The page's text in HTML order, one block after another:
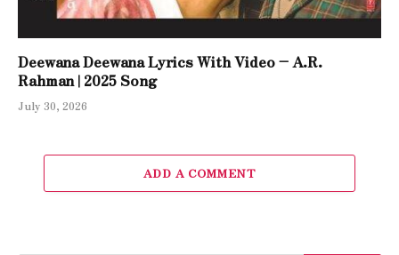
Deewana Deewana Lyrics With Video – A.R.
Rahman | 2025 Song
July 30, 2026
ADD A COMMENT